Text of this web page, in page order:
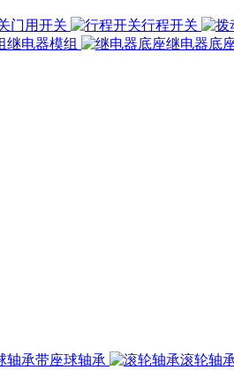
门用开关 行程开关
继电器模组 继电器底
带座球轴承 滚轮轴